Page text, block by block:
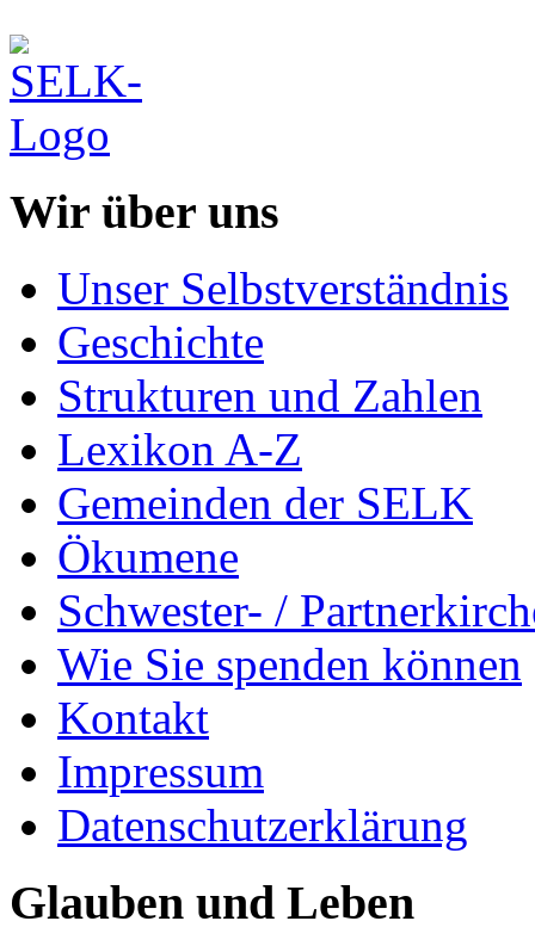
Wir über uns
Unser Selbstverständnis
Geschichte
Strukturen und Zahlen
Lexikon A-Z
Gemeinden der SELK
Ökumene
Schwester- /
Wie Sie spenden können
Kontakt
Impressum
Datenschutzerklärung
Glauben und Leben